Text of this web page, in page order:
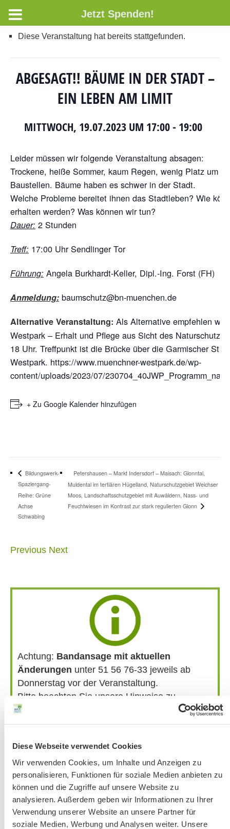
Diese Webseite verwendet Cookies
Wir verwenden Cookies, um Inhalte und Anzeigen zu
personalisieren, Funktionen für soziale Medien anbieten zu
können und die Zugriffe auf unsere Website zu
analysieren. Außerdem geben wir Informationen zu Ihrer
Verwendung unserer Website an unsere Partner für
soziale Medien, Werbung und Analysen weiter. Unsere
Diese Veranstaltung hat bereits stattgefunden.
ABGESAGT!! BÄUME IN DER STADT –
EIN LEBEN AM LIMIT
MITTWOCH, 19.07.2023 UM 17:00- 19:00
Leider müssen wir folgende Veranstaltung absagen:
Trockene, heiße Sommer, kaum Regen, wenig Platz um
Baustellen. Bäume haben es schwer in der Stadt.
Welche Probleme bereitet ihnen das Stadtleben? Wie
erhalten werden? Was können wir tun?
Dauer: 2 Stunden
Treff: 17:00 Uhr Sendlinger Tor
Führung: Angela Burkhardt-Keller, Dipl.-Ing. Forst (FH)
Anmeldung: baumschutz@bn-muenchen.de
Alternative Veranstaltung: Als Alternative empfehlen wir
Westpark – Erhalt und Pflege aus Sicht des
18 Uhr. Treffpunkt ist die Brücke über die Garmischer
Westpark. https://www.muenchner-westpark.de/wp-
content/uploads/2023/07/
+ Zu Google Kalender hinzufügen
Bildungswerk-
Spaziergang-
Reihe: Grüne
Achse
Schwabing
Petershausen – Markt Indersdorf – Maisach: Glonntal,
Muldental im tertiären Hügelland, Naturschutzgebiet Weichser
Moos, Landschaftsschutzgebiet mit Auwäldern, Nass- und
Feuchtwiesen im Kontrast zur stark regulierten Glonn
Previous Next
Achtung: Bandansage mit aktuellen
Änderungen unter 51 56 76-33 jeweils ab
Donnerstag vor der Veranstaltung.
Bitte beachten Sie unsere Hinweise zu
Fahrkarten
AKTUELLE ÄNDERUNGEN BEIM BILDUNGSWERK:
Aktuelle Änderungen bei unseren Exkursionen
Jetzt Spenden!